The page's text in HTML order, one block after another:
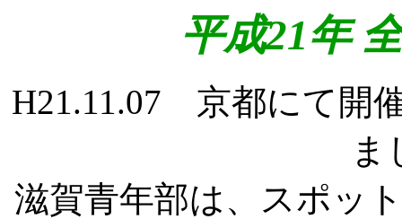
平成21年
H21.11.07 京都にて開
滋賀青年部は、スポッ